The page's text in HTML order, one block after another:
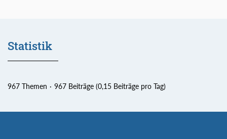
Statistik
967 Themen 967 Beiträge (0,15 Beiträge pro Tag)